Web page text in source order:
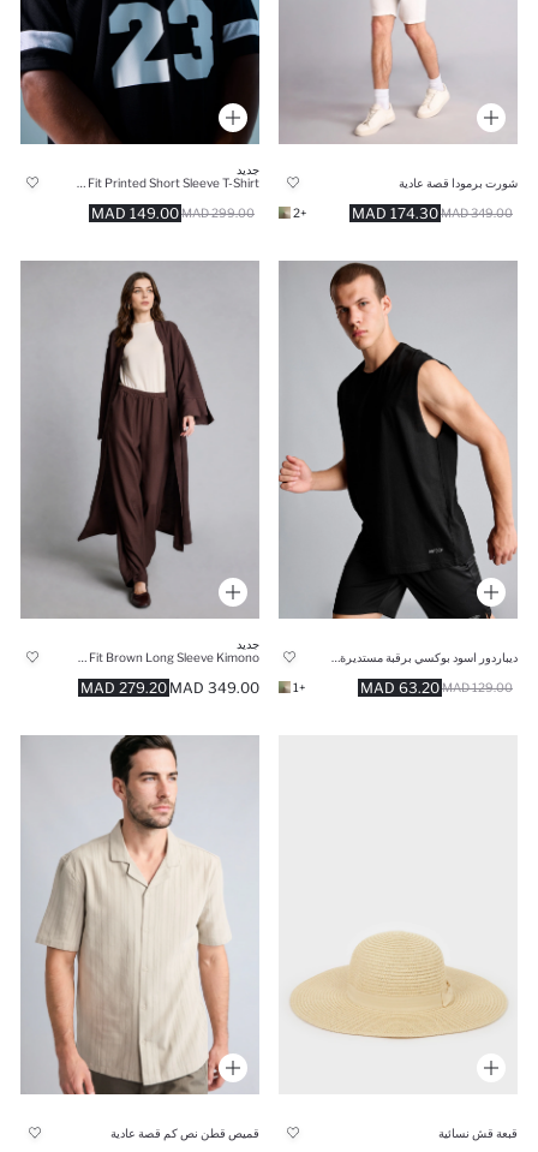
شورت برمودا قصة عادية
174.30 MAD 349.00 MAD
+2
جديد
149.00 MAD 299.00 MAD
63.20 MAD 129.00 MAD
+1
جديد
279.20 MAD 349.00 MAD
قبعة قش نسائية قميص قطن نص كم قصة عادية